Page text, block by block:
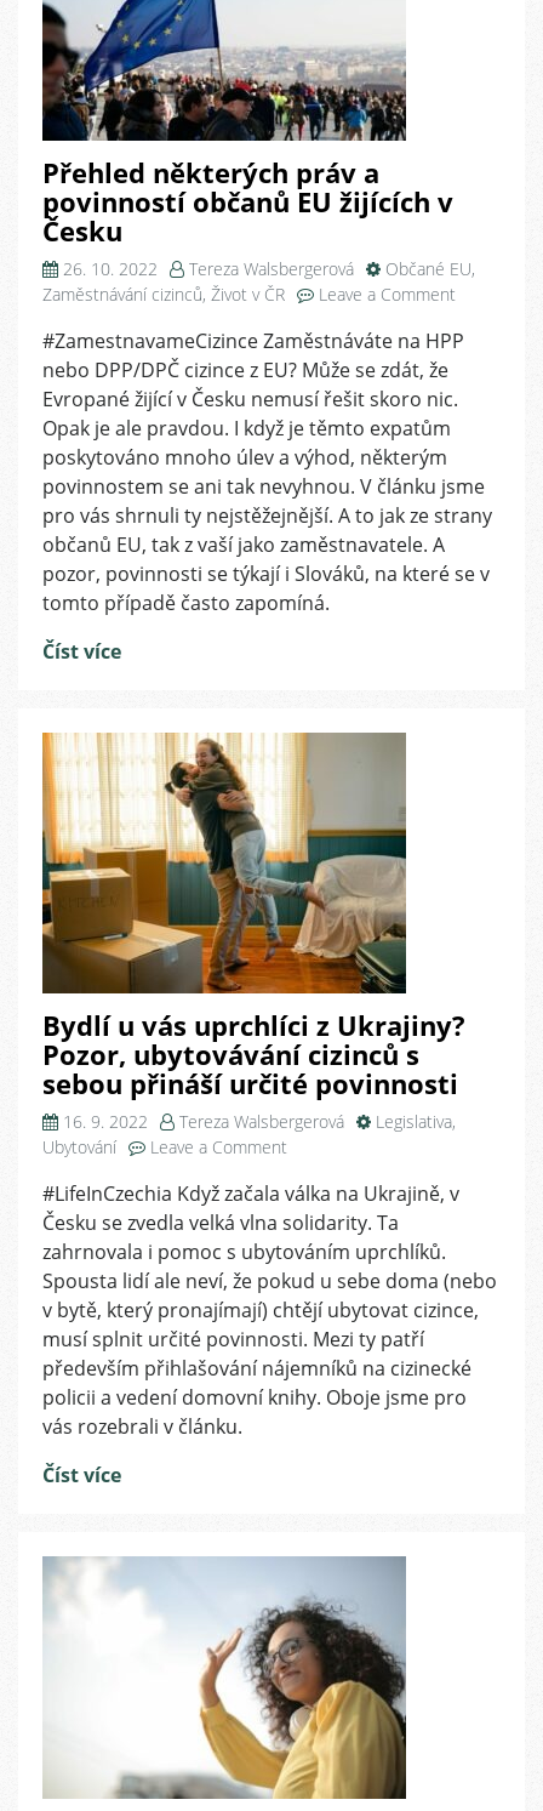
Přehled některých práv a
povinností občanů EU žijících v
Česku
26. 10. 2022 Tereza Walsbergerová Občané EU,
Zaměstnávání cizinců, Život v ČR Leave a Comment
některých
žijících
v
#ZamestnavameCizince Zaměstnáváte na HPP
nebo DPP/DPČ cizince z EU? Může se zdát, že
Evropané žijící v Česku nemusí řešit skoro nic.
Opak je ale pravdou. I když je těmto expatům
poskytováno mnoho úlev a výhod, některým
povinnostem se ani tak nevyhnou. V článku jsme
pro vás shrnuli ty nejstěžejnější. A to jak ze strany
občanů EU, tak z vaší jako zaměstnavatele. A
pozor, povinnosti se týkají i Slováků, na které se v
tomto případě často zapomíná.
Číst více
Bydlí u vás uprchlíci z Ukrajiny?
Pozor, ubytovávání cizinců s
sebou přináší určité povinnosti
16. 9. 2022 Tereza Walsbergerová Legislativa,
Ubytování
Leave a Comment
u
vás
uprchlíci
z
Ukrajiny?
Pozor,
ubytovávání
cizinců
s
#LifeInCzechia Když začala válka na Ukrajině, v
Česku se zvedla velká vlna solidarity. Ta
zahrnovala i pomoc s ubytováním uprchlíků.
Spousta lidí ale neví, že pokud u sebe doma (nebo
v bytě, který pronajímají) chtějí ubytovat cizince,
musí splnit určité povinnosti. Mezi ty patří
především přihlašování nájemníků na cizinecké
policii a vedení domovní knihy. Oboje jsme pro
vás rozebrali v článku.
Číst více